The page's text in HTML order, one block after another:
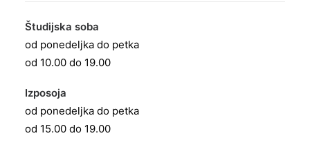
Študijska soba
od ponedeljka do petka
od 10.00 do 19.00
Izposoja
od ponedeljka do petka
od 15.00 do 19.00